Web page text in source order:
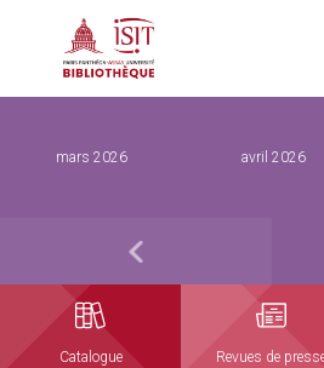
mars 2026 avril 2026
Catalogue Revues de